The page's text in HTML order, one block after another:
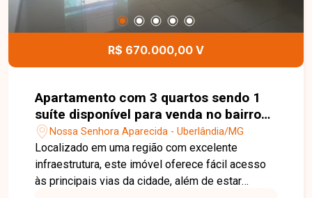
R$ 670.000,00 V
Apartamento com 3 quartos sendo 1
suíte disponível para venda no bairro
em Uberlândia-MG
Nossa Senhora Aparecida - Uberlândia/MG
Localizado em uma região com excelente
infraestrutura, este imóvel oferece fácil acesso
às principais vias da cidade, além de estar